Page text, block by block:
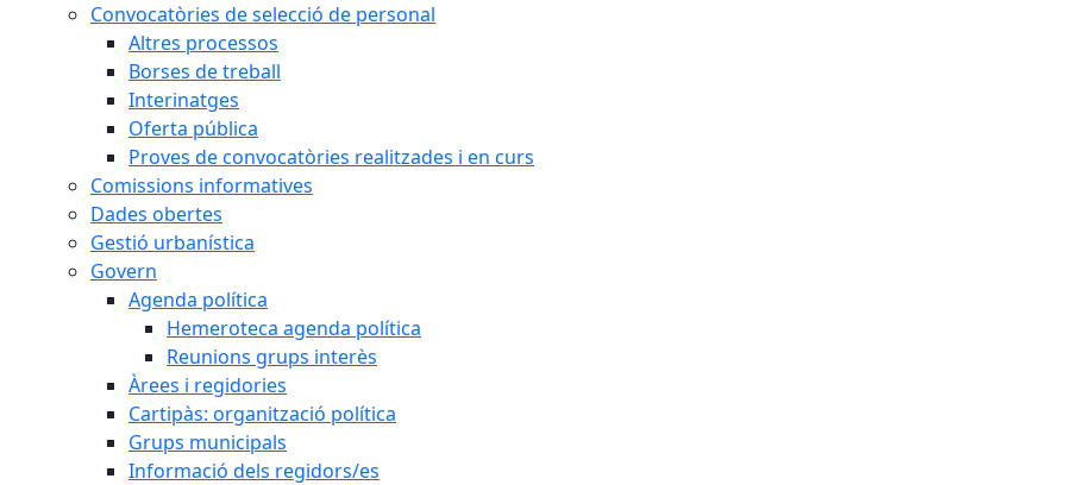
Convocatòries de selecció de personal
Altres processos
Borses de treball
Interinatges
Oferta pública
Proves de convocatòries realitzades i en curs
Comissions informatives
Dades obertes
Gestió urbanística
Govern
Agenda política
Hemeroteca agenda política
Reunions grups interès
Àrees i regidories
Cartipàs: organització política
Grups municipals
Informació dels regidors/es